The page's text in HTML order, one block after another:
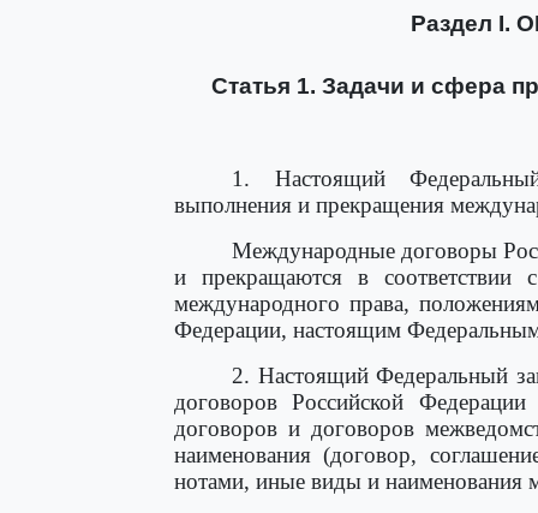
Раздел I.
Статья 1. Задачи и сфера
1. Настоящий
выполнения и прекращения
Международные договоры
и прекращаются в
международного права,
Федерации, настоящим
2. Настоящий Федеральный
договоров Российской Федерации
договоров и договоров
наименования (договор,
нотами, иные виды и наименования